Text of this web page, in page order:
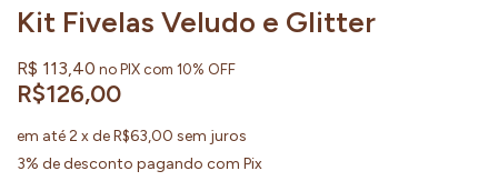
Kit Fivelas Veludo e Glitter
R$ 113,40 no PIX com 10% OFF
R$126,00
em até2 x deR$63,00 sem juros
3% de desconto pagando com Pix